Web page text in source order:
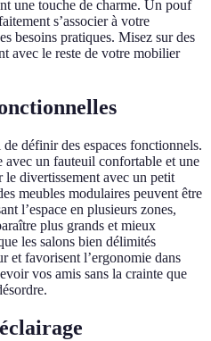
une touche de charme. Un pouf
s’associer à votre
besoins pratiques. Misez sur des
avec le reste de votre mobilier
définir des espaces fonctionnels.
un fauteuil confortable et une
le divertissement avec un petit
meubles modulaires peuvent être
l’espace en plusieurs zones,
plus grands et mieux
les salons bien délimités
et favorisent l’ergonomie dans
vos amis sans la crainte que